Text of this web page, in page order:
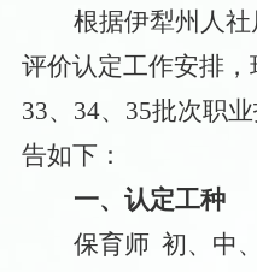
根据伊犁州人
评价认定工作安排，
33、34、35批次职
告如下：
一、认定工种
保育师 初、中